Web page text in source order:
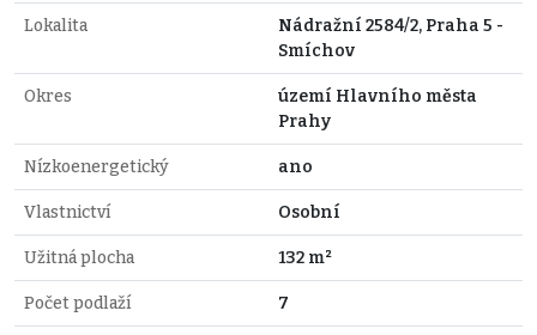
Lokalita
Nádražní 2584/2, Praha 5 -
Smíchov
Okres
území Hlavního města
Prahy
Nízkoenergetický ano
Vlastnictví Osobní
Užitná plocha 132 m²
Počet podlaží 7